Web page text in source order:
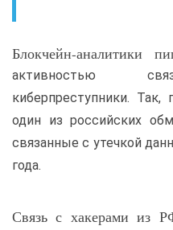
Блокчейн-аналитики
активностью
киберпреступники.
один из российских
связанные с утечкой
года.
Связь с хакерами из